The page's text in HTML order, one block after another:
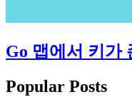
Go 맵에서 키가
Popular Posts